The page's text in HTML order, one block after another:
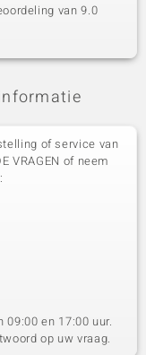
van 9.0
of service van
VRAGEN of neem
en 17:00 uur.
op uw vraag.